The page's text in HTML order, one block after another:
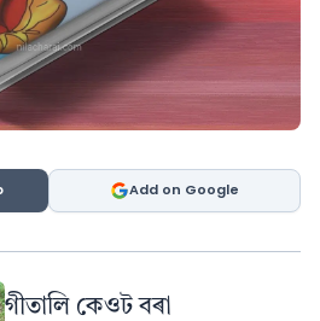
Add on Google
গীতালি কেওট বৰা